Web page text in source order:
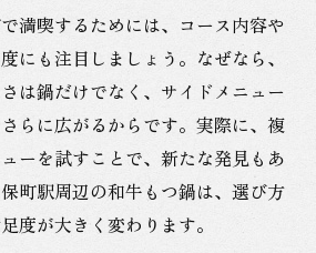
満喫するためには、コース内容や
にも注目しましょう。なぜなら、
は鍋だけでなく、サイドメニュー
らに広がるからです。実際に、複
ーを試すことで、新たな発見もあ
町駅周辺の和牛もつ鍋は、選び方
度が大きく変わります。